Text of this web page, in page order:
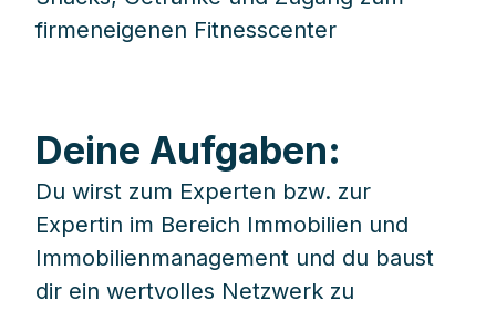
firmeneigenen Fitnesscenter
Deine Aufgaben:
Du wirst zum Experten bzw. zur
Expertin im Bereich Immobilien und
Immobilienmanagement und du baust
dir ein wertvolles Netzwerk zu